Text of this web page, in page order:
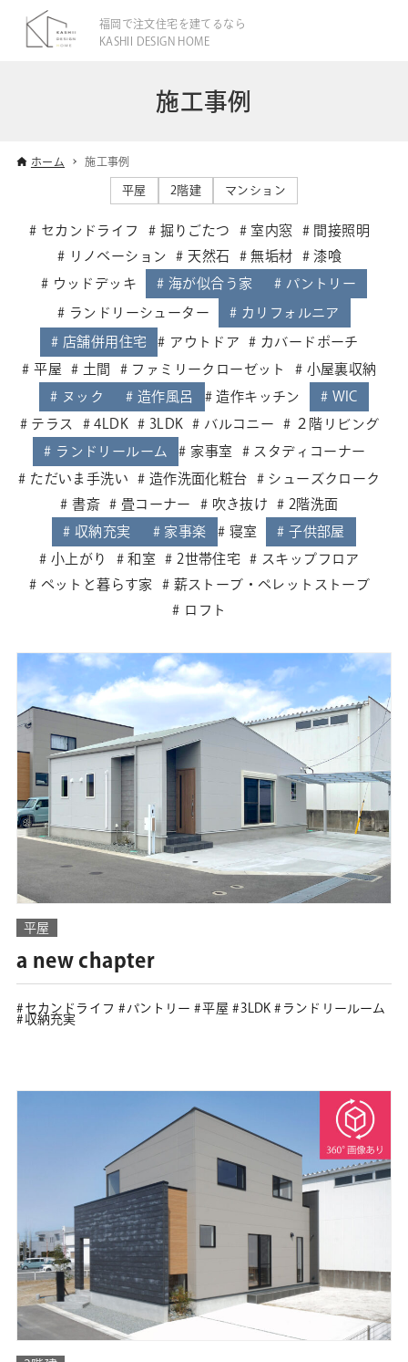
福岡で注文住宅を建てるなら
KASHII DESIGN HOME
施工事例
ホーム 施工事例
平屋 2階建 マンション
セカンドライフ 掘りごたつ 室内窓
間接照明
リノベーション
天然石 無垢材
漆喰
ウッドデッキ
海が似合う家 パントリー
ランドリーシューター カリフォルニア
店舗併用住宅 アウトドア
カバードポーチ
平屋
土間 ファミリークローゼット
小屋裏収納
ヌック
造作風呂 造作キッチン
WIC
テラス
4LDK 3LDK バルコニー
２階リビング
ランドリールーム
家事室
スタディコーナー
ただいま手洗い
造作洗面化粧台
シューズクローク
書斎
畳コーナー 吹き抜け
2階洗面
収納充実
家事楽 寝室
子供部屋
小上がり
和室 2世帯住宅
スキップフロア
ペットと暮らす家
薪ストーブ・ペレットストーブ
ロフト
平屋
a new chapter
セカンドライフ パントリー 平屋 3LDK
ランドリールーム
収納充実